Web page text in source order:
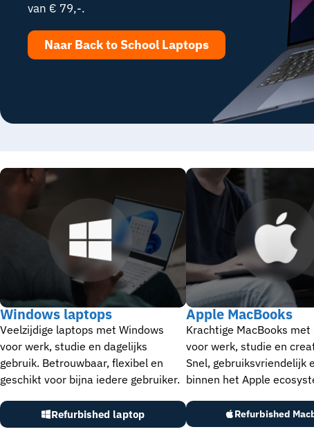
van € 79,-.
Naar Back to School Laptops
Windows laptops
Veelzijdige laptops met Windows
voor werk, studie en dagelijks
gebruik. Betrouwbaar, flexibel en
geschikt voor bijna iedere gebruiker.
Refurbished laptop
Apple MacBooks
Krachtige MacBooks met
voor werk, studie en
Snel, gebruiksvriendelijk
binnen het Apple
Refurbished